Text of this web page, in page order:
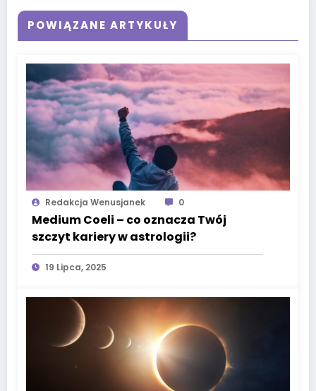
POWIĄZANE ARTYKUŁY
Redakcja Wenusjanek 0
Medium Coeli – co oznacza Twój
szczyt kariery w astrologii?
19 Lipca, 2025